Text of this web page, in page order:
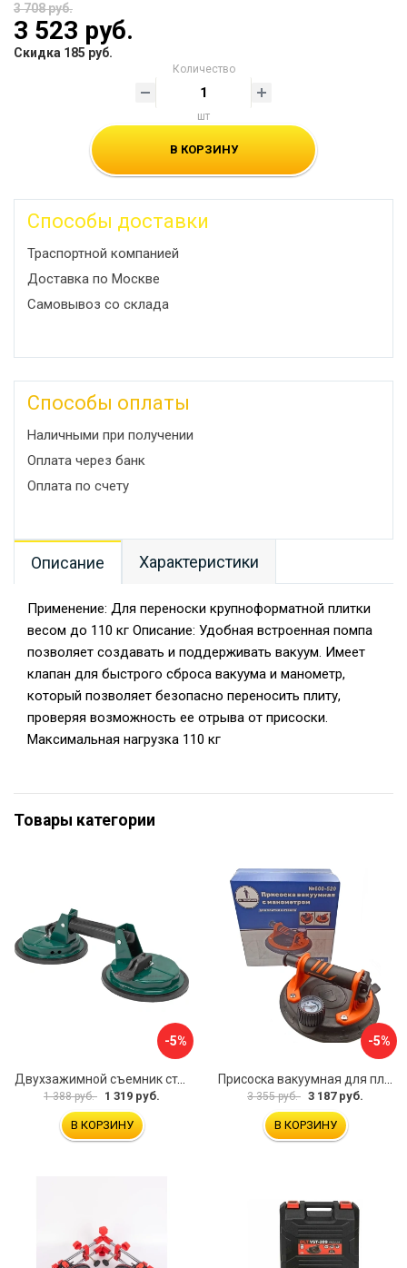
3 708 руб.
3 523 руб.
Скидка 185 руб.
Количество
шт
В КОРЗИНУ
Способы доставки
Траспортной компанией
Доставка по Москве
Самовывоз со склада
Способы оплаты
Наличными при получении
Оплата через банк
Оплата по счету
Описание Характеристики
Применение: Для переноски крупноформатной плитки
весом до 110 кг Описание: Удобная встроенная помпа
позволяет создавать и поддерживать вакуум. Имеет
клапан для быстрого сброса вакуума и манометр,
который позволяет безопасно переносить плиту,
проверяя возможность ее отрыва от присоски.
Максимальная нагрузка 110 кг
Товары категории
-5%
Двухзажимной съемник стекол Rockforce RF-63404(18564)
1 388 руб. 1 319 руб.
В КОРЗИНУ
-5%
3 355 руб. 3 187 руб.
В КОРЗИНУ